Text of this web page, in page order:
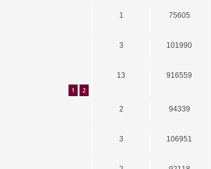
1 75605
3 101990
1 2
13 916559
2 94339
3 106951